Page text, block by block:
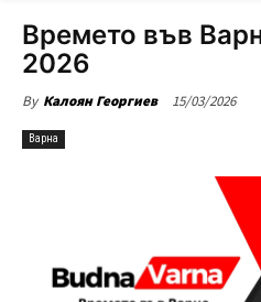
Времето във
2026
By Калоян Георгиев 15/03/2026
Варна